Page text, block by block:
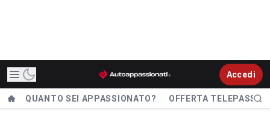
Accedi
QUANTO SEI APPASSIONATO? OFFERTA TELEPASS